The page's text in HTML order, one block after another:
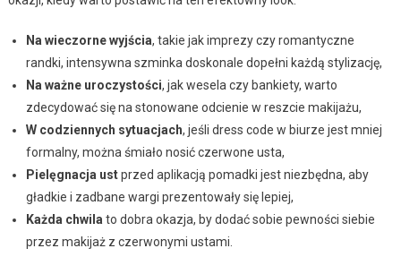
Na wieczorne wyjścia, takie jak imprezy czy romantyczne
randki, intensywna szminka doskonale dopełni każdą stylizację,
Na ważne uroczystości, jak wesela czy bankiety, warto
zdecydować się na stonowane odcienie w reszcie makijażu,
W codziennych sytuacjach, jeśli dress code w biurze jest mniej
formalny, można śmiało nosić czerwone usta,
Pielęgnacja ustprzed aplikacją pomadki jest niezbędna, aby
gładkie i zadbane wargi prezentowały się lepiej,
Każda chwila to dobra okazja, by dodać sobie pewności siebie
przez makijaż z czerwonymi ustami.